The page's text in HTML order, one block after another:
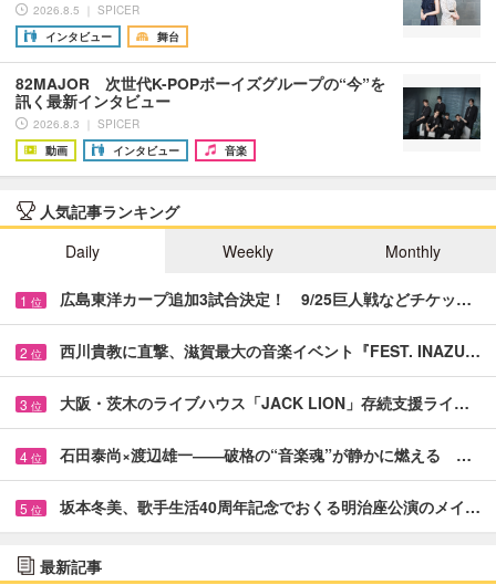
2026.8.5 ｜ SPICER
インタビュー
舞台
82MAJOR 次世代K-POPボーイズグループの“今”を
訊く最新インタビュー
2026.8.3 ｜ SPICER
動画
インタビュー 音楽
人気記事ランキング
Daily
Weekly Monthly
1 位 広島東洋カープ追加3試合決定！ 9/25巨人戦などチケッ…
2 位 西川貴教に直撃、滋賀最大の音楽イベント『FEST. INAZU…
3 位 大阪・茨木のライブハウス「JACK LION」存続支援ライ…
4 位 石田泰尚×渡辺雄一――破格の“音楽魂”が静かに燃える …
5 位 坂本冬美、歌手生活40周年記念でおくる明治座公演のメイ…
最新記事